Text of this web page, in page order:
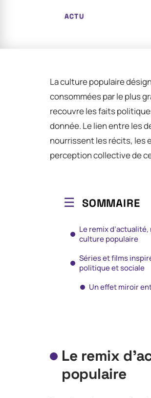
ACTU
La culture populaire
consommées par le plus
recouvre les faits
donnée. Le lien entre les
nourrissent les récits, les
perception collective de
SOMMAIRE
Le remix
culture populaire
Séries et films
politique et sociale
Un effet miroir
Le remix
populaire